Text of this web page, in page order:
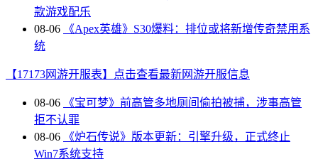
款游戏配乐
08-06
《Apex英雄》S30爆料：排位或将新增传奇禁用系
统
【17173网游开服表】点击查看最新网游开服信息
08-06
《宝可梦》前高管多地厕间偷拍被捕，涉事高管
拒不认罪
08-06
《炉石传说》版本更新：引擎升级，正式终止
Win7系统支持